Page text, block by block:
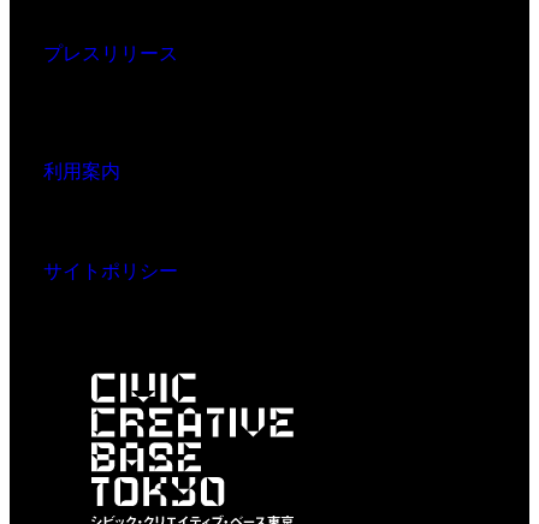
プレスリリース
利用案内
サイトポリシー